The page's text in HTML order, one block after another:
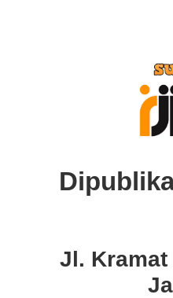
Jl. Kramat